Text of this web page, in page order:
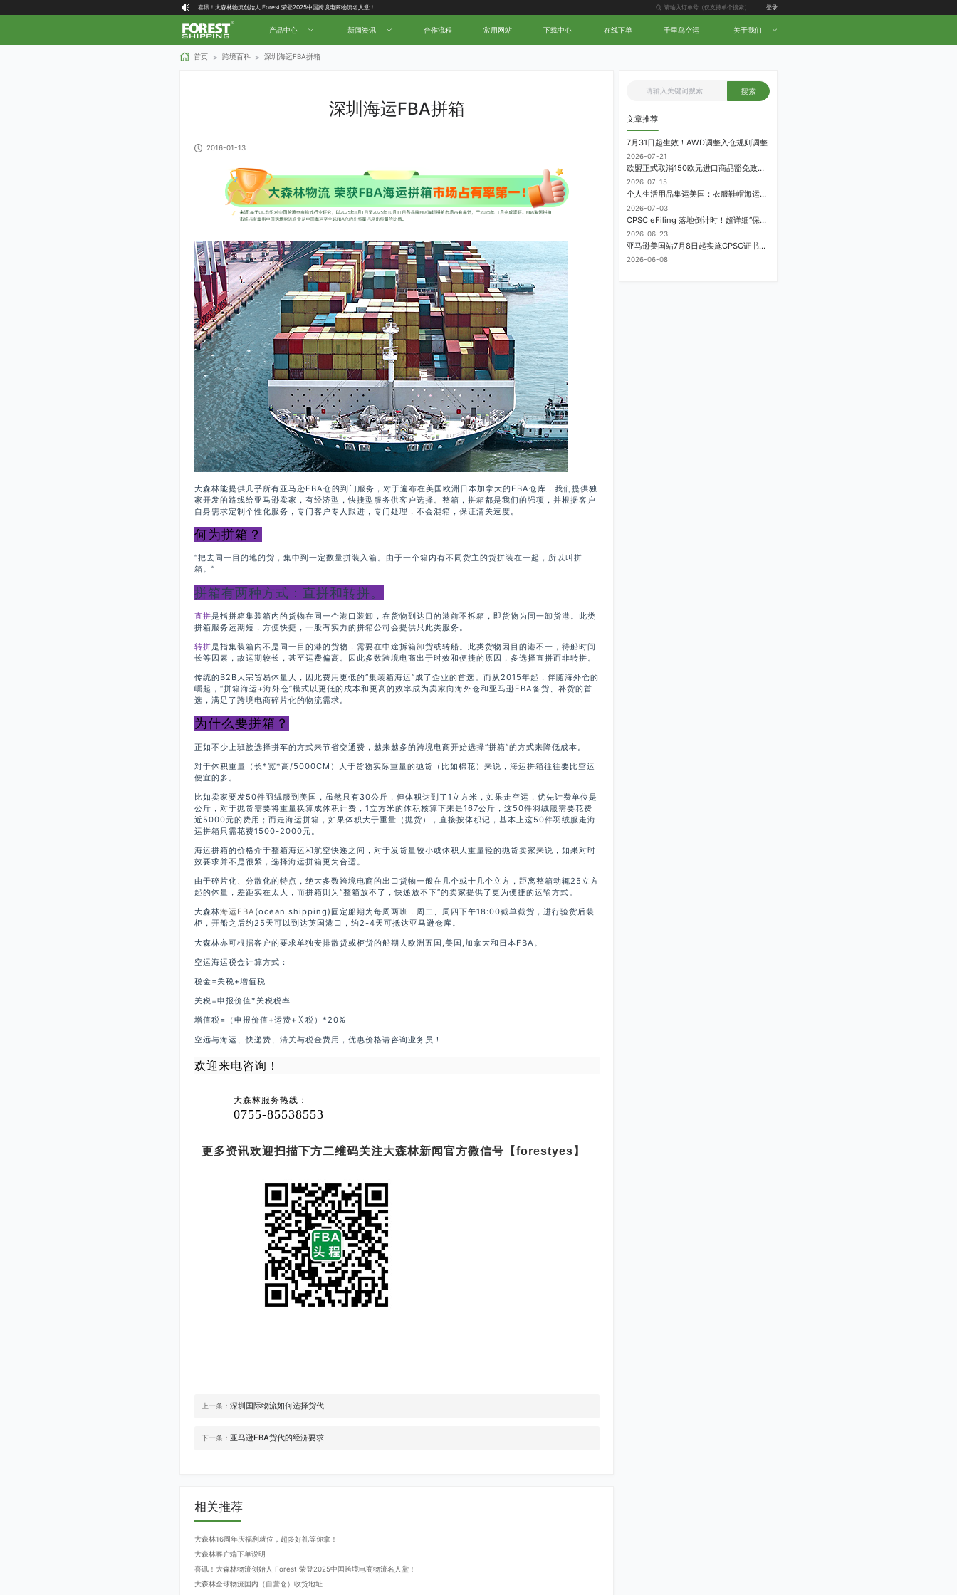
喜讯！大森林物流创始人 Forest 荣登2025中国跨境电商物流名人堂！
大森林全球物流国内（自营仓）收货地址
大森林16周年庆福利就位，超多好礼等你拿！
登录
产品中心 新闻资讯 合作流程 常用网站 下载中心 在线下单 千里鸟空运 关于我们
首页 > 跨境百科 > 深圳海运FBA拼箱
深圳海运FBA拼箱
2016-01-13
大森林能提供几乎所有亚马逊FBA仓的到门服务，对于遍布在美国欧洲日本加拿大的FBA仓库，我们提供独
家开发的路线给亚马逊卖家，有经济型，快捷型服务供客户选择。整箱，拼箱都是我们的强项，并根据客户
自身需求定制个性化服务，专门客户专人跟进，专门处理，不会混箱，保证清关速度。
何为拼箱？
“把去同一目的地的货，集中到一定数量拼装入箱。由于一个箱内有不同货主的货拼装在一起，所以叫拼
箱。”
拼箱有两种方式：直拼和转拼。
直拼是指拼箱集装箱内的货物在同一个港口装卸，在货物到达目的港前不拆箱，即货物为同一卸货港。此类
拼箱服务运期短，方便快捷，一般有实力的拼箱公司会提供只此类服务。
转拼是指集装箱内不是同一目的港的货物，需要在中途拆箱卸货或转船。此类货物因目的港不一，待船时间
长等因素，故运期较长，甚至运费偏高。因此多数跨境电商出于时效和便捷的原因，多选择直拼而非转拼。
传统的B2B大宗贸易体量大，因此费用更低的“集装箱海运”成了企业的首选。而从2015年起，伴随海外仓的
崛起，“拼箱海运+海外仓”模式以更低的成本和更高的效率成为卖家向海外仓和亚马逊FBA备货、补货的首
选，满足了跨境电商碎片化的物流需求。
为什么要拼箱？
正如不少上班族选择拼车的方式来节省交通费，越来越多的跨境电商开始选择“拼箱”的方式来降低成本。
对于体积重量（长*宽*高/5000CM）大于货物实际重量的抛货（比如棉花）来说，海运拼箱往往要比空运
便宜的多。
比如卖家要发50件羽绒服到美国，虽然只有30公斤，但体积达到了1立方米，如果走空运，优先计费单位是
公斤，对于抛货需要将重量换算成体积计费，1立方米的体积核算下来是167公斤，这50件羽绒服需要花费
近5000元的费用；而走海运拼箱，如果体积大于重量（抛货），直接按体积记，基本上这50件羽绒服走海
运拼箱只需花费1500-2000元。
海运拼箱的价格介于整箱海运和航空快递之间，对于发货量较小或体积大重量轻的抛货卖家来说，如果对时
效要求并不是很紧，选择海运拼箱更为合适。
由于碎片化、分散化的特点，绝大多数跨境电商的出口货物一般在几个或十几个立方，距离整箱动辄25立方
起的体量，差距实在太大，而拼箱则为“整箱放不了，快递放不下”的卖家提供了更为便捷的运输方式。
大森林海运FBA (ocean shipping)固定船期为每周两班，周二、周四下午18:00截单截货，进行验货后装
柜，开船之后约25天可以到达英国港口，约2-4天可抵达亚马逊仓库。
大森林亦可根据客户的要求单独安排散货或柜货的船期去欧洲五国,美国,加拿大和日本FBA。
空运海运税金计算方式：
税金=关税+增值税
关税=申报价值*关税税率
增值税=（申报价值+运费+关税）*20%
空远与海运、快递费、清关与税金费用，优惠价格请咨询业务员！
欢迎来电咨询！
大森林服务热线：
0755-85538553
更多资讯欢迎扫描下方二维码关注大森林新闻官方微信号【forestyes】
上一条：深圳国际物流如何选择货代
下一条： 亚马逊FBA货代的经济要求
相关推荐
大森林16周年庆福利就位，超多好礼等你拿！
大森林客户端下单说明
喜讯！大森林物流创始人 Forest 荣登2025中国跨境电商物流名人堂！
大森林全球物流国内（自营仓）收货地址
搜索
文章推荐
7月31日起生效！AWD调整入仓规则调整
2026-07-21
欧盟正式取消150欧元进口商品豁免政策，每件加征3欧元进口关税
2026-07-15
个人生活用品集运美国：衣服鞋帽海运计费方式
2026-07-03
CPSC eFiling 落地倒计时！超详细“保姆级”实操指南来了！
2026-06-23
亚马逊美国站7月8日起实施CPSC证书电子申报要求，FBA受管制商品需提前申报
2026-06-08